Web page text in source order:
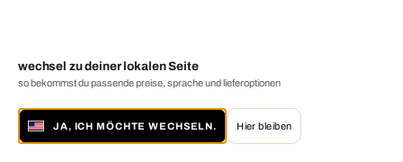
wechsel zu deiner lokalen Seite
so bekommst du passende preise, sprache und lieferoptionen
JA, ICH MÖCHTE WECHSELN. Hier bleiben